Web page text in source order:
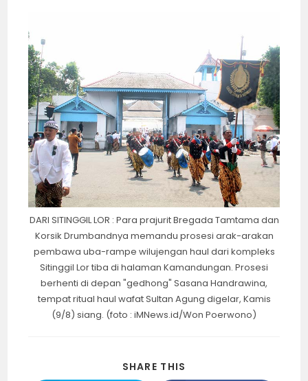
DARI SITINGGIL LOR : Para prajurit Bregada Tamtama dan
Korsik Drumbandnya memandu prosesi arak-arakan
pembawa uba-rampe wilujengan haul dari kompleks
Sitinggil Lor tiba di halaman Kamandungan. Prosesi
berhenti di depan "gedhong" Sasana Handrawina,
tempat ritual haul wafat Sultan Agung digelar, Kamis
(9/8) siang. (foto : iMNews.id/Won Poerwono)
SHARE THIS